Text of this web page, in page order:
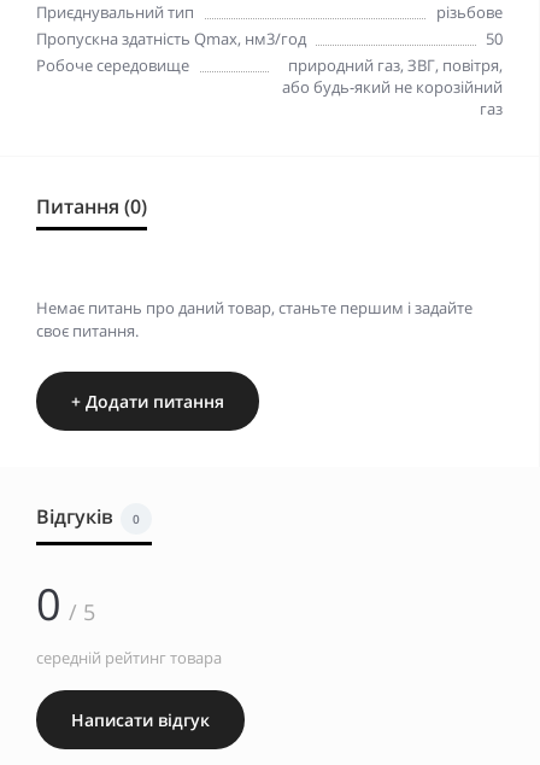
Приєднувальний тип
різьбове
Пропускна здатність Qmax, нм3/год
50
Робоче середовище
природний газ, ЗВГ, повітря,
або будь-який не корозійний
газ
Питання (0)
Немає питань про даний товар, станьте першим і задайте
своє питання.
+ Додати питання
Відгуків 0
0 / 5
середній рейтинг товара
Написати відгук